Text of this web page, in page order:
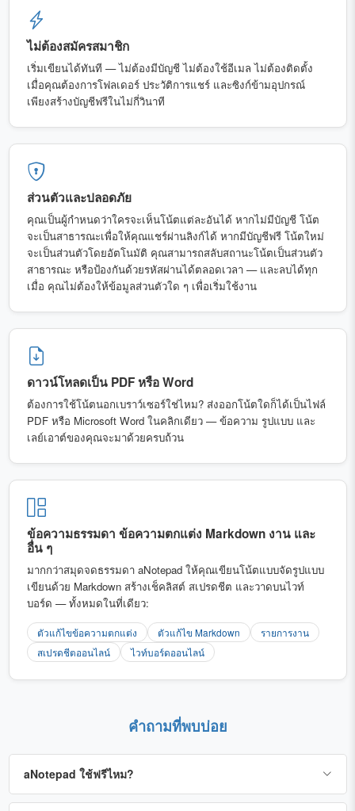
ไม่ต้องสมัครสมาชิก
เริ่มเขียนได้ทันที — ไม่ต้องมีบัญชี ไม่ต้องใช้อีเมล ไม่ต้องติดตั้ง
เมื่อคุณต้องการโฟลเดอร์ ประวัติการแชร์ และซิงก์ข้ามอุปกรณ์
เพียงสร้างบัญชีฟรีในไม่กี่วินาที
ส่วนตัวและปลอดภัย
คุณเป็นผู้กำหนดว่าใครจะเห็นโน้ตแต่ละอันได้ หากไม่มีบัญชี โน้ต
จะเป็นสาธารณะเพื่อให้คุณแชร์ผ่านลิงก์ได้ หากมีบัญชีฟรี โน้ตใหม่
จะเป็นส่วนตัวโดยอัตโนมัติ คุณสามารถสลับสถานะโน้ตเป็นส่วนตัว
สาธารณะ หรือป้องกันด้วยรหัสผ่านได้ตลอดเวลา — และลบได้ทุก
เมื่อ คุณไม่ต้องให้ข้อมูลส่วนตัวใด ๆ เพื่อเริ่มใช้งาน
ดาวน์โหลดเป็น PDF หรือ Word
ต้องการใช้โน้ตนอกเบราว์เซอร์ใช่ไหม? ส่งออกโน้ตใดก็ได้เป็นไฟล์
PDF หรือ Microsoft Word ในคลิกเดียว — ข้อความ รูปแบบ และ
เลย์เอาต์ของคุณจะมาด้วยครบถ้วน
ข้อความธรรมดา ข้อความตกแต่ง Markdown งาน และ
อื่น ๆ
มากกว่าสมุดจดธรรมดา aNotepad ให้คุณเขียนโน้ตแบบจัดรูปแบบ
เขียนด้วย Markdown สร้างเช็คลิสต์ สเปรดชีต และวาดบนไวท์
บอร์ด — ทั้งหมดในที่เดียว:
ตัวแก้ไขข้อความตกแต่ง ตัวแก้ไข Markdown
รายการงาน
สเปรดชีตออนไลน์
ไวท์บอร์ดออนไลน์
คำถามที่พบบ่อย
aNotepad ใช้ฟรีไหม?